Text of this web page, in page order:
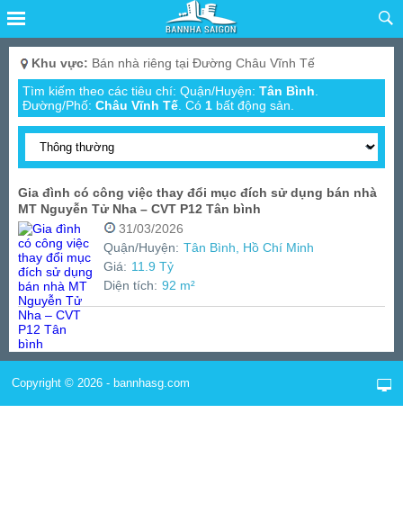
Khu vực: Bán nhà riêng tại Đường Châu Vĩnh Tế
Tìm kiếm theo các tiêu chí: Quận/Huyện: Tân Bình
Đường/Phố: Châu Vĩnh Tế Có 1 bất động sản.
Gia đình có công việc thay đổi mục đích sử dụng bán nhà
MT Nguyễn Tử Nha – CVT P12 Tân bình
31/03/2026
Quận/Huyện: Tân Bình, Hồ Chí Minh
Giá: 11.9 Tỷ
Diện tích: 92 m²
Copyright © 2026 - bannhasg.com